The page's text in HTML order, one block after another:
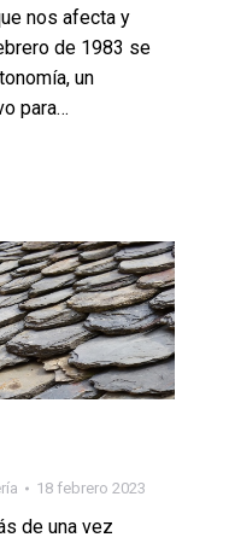
nos afecta y
de 1983 se
un
para…
18 febrero 2023
de una vez